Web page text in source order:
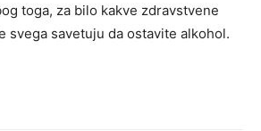
toga, za bilo kakve zdravstvene
svega savetuju da ostavite alkohol.